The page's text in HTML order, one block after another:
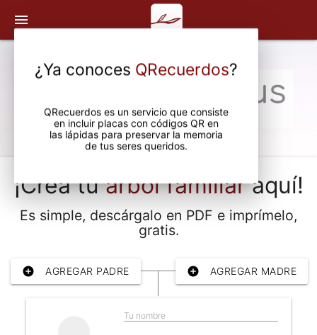
menu
¡Crea tuárbol familiaraquí!
Es simple, descárgalo en PDF e imprímelo,
gratis.
add_circle AGREGAR PADRE add_circle AGREGAR MADRE
Tu nombre
¿Ya conoces QRecuerdos?
QRecuerdos es un servicio que consiste
en incluir placas con códigos QR en
las lápidas para preservar la memoria
de tus seres queridos.